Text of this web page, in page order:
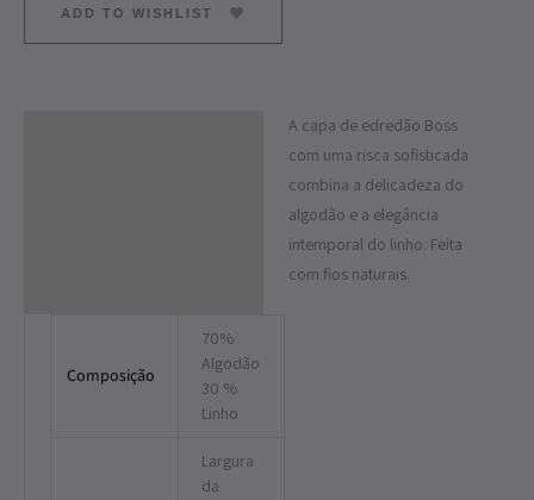
ADD TO WISHLIST
A capa de edredão Boss
com uma risca sofisticada
combina a delicadeza do
algodão e a elegância
intemporal do linho. Feita
com fios naturais.
Composição
70%
Algodão
30 %
Linho
Largura
da